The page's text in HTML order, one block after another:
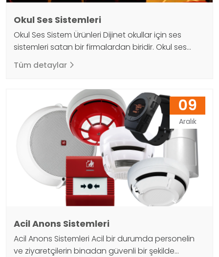
Okul Ses Sistemleri
Okul Ses Sistem Ürünleri Dijinet okullar için ses
sistemleri satan bir firmalardan biridir. Okul ses
sistemleri farklı fiyat ve boyutlarda olmaktadır,
ancak hepsinin temel amacı aynıdır. Okul ses
kalabalık yerlerde kullanılır. Okul ses sitemlerinin
öncelikli amacı müzik çalmak, sunum yapmak için
kullanılmaktadır. Okul ses sistemi mikrofon, hoparlör
ve mikser gibi…
Tüm detaylar
09
Aralık
Acil Anons Sistemleri
Acil Anons Sistemleri Acil bir durumda personelin
ve ziyaretçilerin binadan güvenli bir şekilde